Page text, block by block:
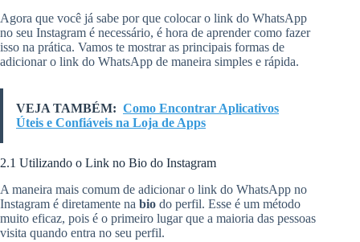
Agora que você já sabe por que colocar o link do WhatsApp
no seu Instagram é necessário, é hora de aprender como fazer
isso na prática. Vamos te mostrar as principais formas de
adicionar o link do WhatsApp de maneira simples e rápida.
VEJA TAMBÉM: Como Encontrar Aplicativos
Úteis e Confiáveis na Loja de Apps
2.1 Utilizando o Link no Bio do Instagram
A maneira mais comum de adicionar o link do WhatsApp no
Instagram é diretamente na bio do perfil. Esse é um método
muito eficaz, pois é o primeiro lugar que a maioria das pessoas
visita quando entra no seu perfil.